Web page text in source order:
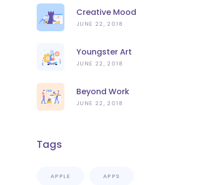
Creative Mood
JUNE 22, 2018
Youngster Art
JUNE 22, 2018
Beyond Work
JUNE 22, 2018
Tags
APPLE APPS